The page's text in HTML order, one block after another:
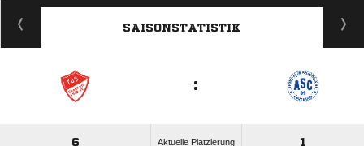
ANZEIGE
SAISONSTATISTIK
:
6 Aktuelle Platzierung 1